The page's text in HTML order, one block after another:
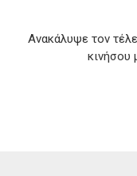
Ανακάλυψε τον
κινήσου